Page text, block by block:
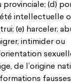
provinciale; (d)
intellectuelle
(e) harceler,
intimider ou
de l’origine